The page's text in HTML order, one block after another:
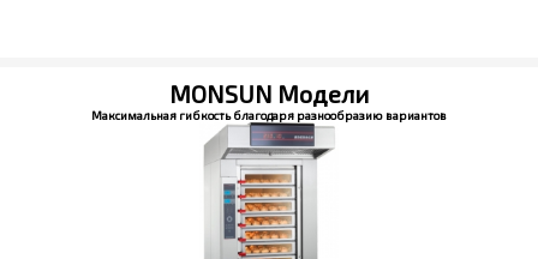
MONSUN Модели
Максимальная гибкость благодаря разнообразию вариантов